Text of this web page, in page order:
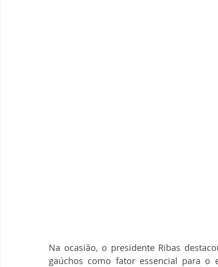
Na ocasião, o presidente Ribas
gaúchos como fator essencial para o